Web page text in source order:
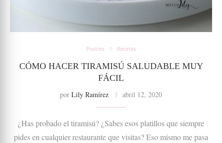
Postres Recetas
CÓMO HACER TIRAMISÚ SALUDABLE MUY
FÁCIL
por Lily Ramírez abril 12, 2020
¿Has probado el tiramisú? ¿Sabes esos platillos que siempre
pides en cualquier restaurante que visitas? Eso mismo me pasa